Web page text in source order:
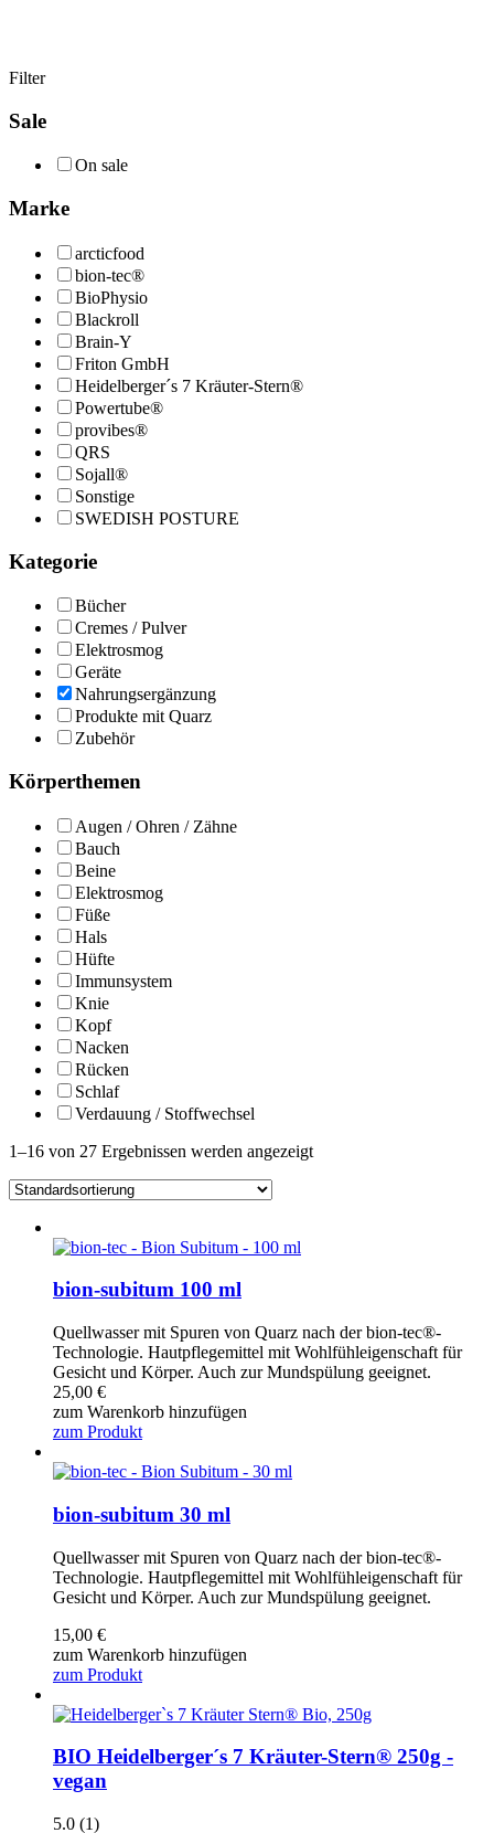
Filter
Sale
On sale
Marke
arcticfood
bion-tec®
BioPhysio
Blackroll
Brain-Y
Friton GmbH
Heidelberger´s 7 Kräuter-Stern®
Powertube®
provibes®
QRS
Sojall®
Sonstige
SWEDISH POSTURE
Kategorie
Bücher
Cremes / Pulver
Elektrosmog
Geräte
Nahrungsergänzung
Produkte mit Quarz
Zubehör
Körperthemen
Augen / Ohren / Zähne
Bauch
Beine
Elektrosmog
Füße
Hals
Hüfte
Immunsystem
Knie
Kopf
Nacken
Rücken
Schlaf
Verdauung / Stoffwechsel
1–16 von 27 Ergebnissen werden angezeigt
bion-subitum 100 ml
Quellwasser mit Spuren von Quarz nach der bion-tec®-
Technologie. Hautpflegemittel mit Wohlfühleigenschaft für
Gesicht und Körper. Auch zur Mundspülung geeignet.
25,00 €
zum Warenkorb hinzufügen
zum Produkt
bion-subitum 30 ml
Quellwasser mit Spuren von Quarz nach der bion-tec®-
Technologie. Hautpflegemittel mit Wohlfühleigenschaft für
Gesicht und Körper. Auch zur Mundspülung geeignet.
15,00 €
zum Warenkorb hinzufügen
zum Produkt
BIO Heidelberger´s 7 Kräuter-Stern® 250g -
vegan
5.0 (1)